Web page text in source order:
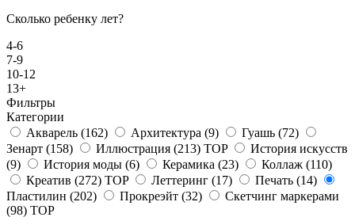
Сколько ребенку лет?
4-6
7-9
10-12
13+
Фильтры
Категории
Акварель (162) Архитектура (9) Гуашь (72)
Зенарт (158) Иллюстрация (213) TOP
История искусств
(9)
История моды (6) Керамика (23) Коллаж (110)
Креатив (272) TOP Леттеринг (17) Печать (14)
Пластилин (202) Прокреэйт (32)
Скетчинг маркерами
(98) TOP